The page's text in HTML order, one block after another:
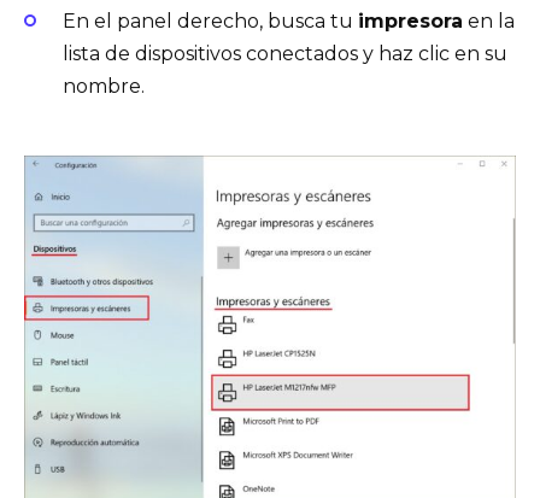
En el panel derecho, busca tu impresora en la
lista de dispositivos conectados y haz clic en su
nombre.